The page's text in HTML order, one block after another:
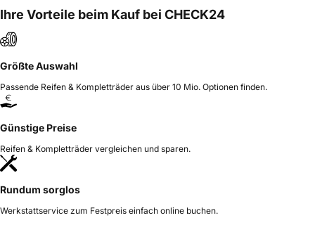
Ihre Vorteile beim Kauf bei CHECK24
Größte Auswahl
Passende Reifen & Kompletträder aus über 10 Mio. Optionen finden.
Günstige Preise
Reifen & Kompletträder vergleichen und sparen.
Rundum sorglos
Werkstattservice zum Festpreis einfach online buchen.